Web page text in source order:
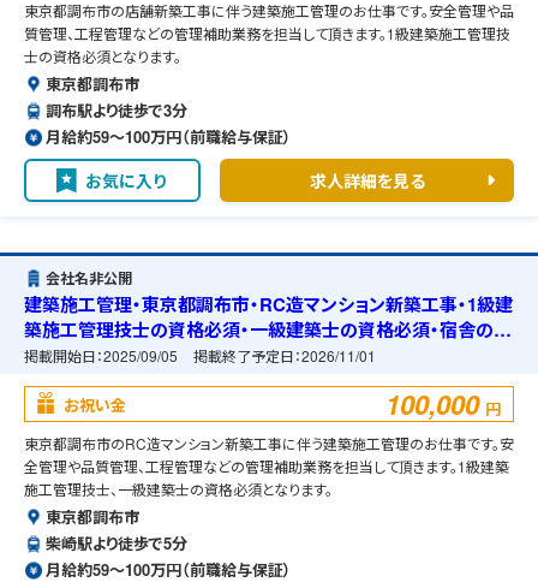
東京都調布市の店舗新築工事に伴う建築施工管理のお仕事です。安全管理や品
質管理、工程管理などの管理補助業務を担当して頂きます。1級建築施工管理技
士の資格必須となります。
東京都調布市
調布駅より徒歩で3分
月給約59〜100万円（前職給与保証）
お気に入り 求人詳細を見る
会社名非公開
建築施工管理・東京都調布市・RC造マンション新築工事・1級建
築施工管理技士の資格必須・一級建築士の資格必須・宿舎の準
備可能
掲載開始日：2025/09/05 掲載終了予定日：2026/11/01
お祝い金 100,000 円
東京都調布市のRC造マンション新築工事に伴う建築施工管理のお仕事です。安
全管理や品質管理、工程管理などの管理補助業務を担当して頂きます。1級建築
施工管理技士、一級建築士の資格必須となります。
東京都調布市
柴崎駅より徒歩で5分
月給約59〜100万円（前職給与保証）